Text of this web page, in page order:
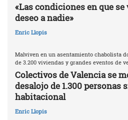
«Las condiciones en que
deseo a nadie»
Enric Llopis
Malviven en un asentamiento chabolista
de 3.200 viviendas y grandes eventos de
Colectivos de Valencia se
desalojo de 1.300 personas
habitacional
Enric Llopis